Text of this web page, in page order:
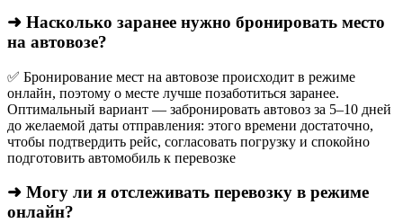
➜ Насколько заранее нужно бронировать место
на автовозе?
✅ Бронирование мест на автовозе происходит в режиме
онлайн, поэтому о месте лучше позаботиться заранее.
Оптимальный вариант — забронировать автовоз за 5–10 дней
до желаемой даты отправления: этого времени достаточно,
чтобы подтвердить рейс, согласовать погрузку и спокойно
подготовить автомобиль к перевозке
➜ Могу ли я отслеживать перевозку в режиме
онлайн?